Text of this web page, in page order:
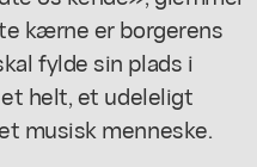
kærne er borgerens
fylde sin plads i
helt, et udeleligt
musisk menneske.